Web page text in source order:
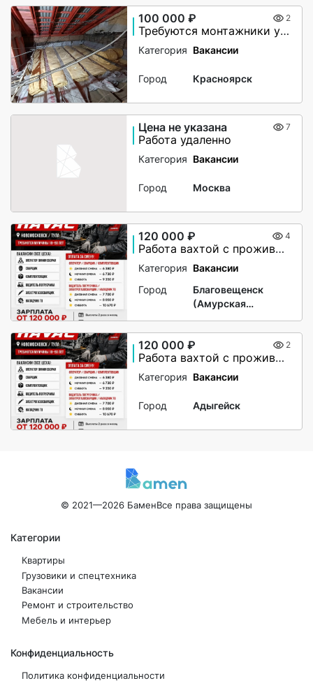
100 000 ₽ 2
Требуются монтажники утепления чердачного помещения
Категория Вакансии
Город Красноярск
Цена не указана 7
Работа удаленно
Категория Вакансии
Город Москва
120 000 ₽ 4
Работа вахтой с проживанием для женщин, для мужчин
Категория Вакансии
Город
Благовещенск
(Амурская
120 000 ₽ 2
Работа вахтой с проживанием для женщин, для мужчин
Категория Вакансии
Город Адыгейск
© 2021—2026 БаменВсе права защищены
Категории
Квартиры
Грузовики и спецтехника
Вакансии
Ремонт и строительство
Мебель и интерьер
Конфиденциальность
Политика конфиденциальности